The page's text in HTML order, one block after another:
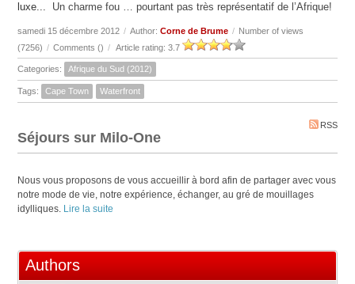
luxe... Un charme fou … pourtant pas très représentatif de l’Afrique!
samedi 15 décembre 2012 / Author:Corne de Brume / Number of views
(7256) / Comments () / Article rating: 3.7
Categories: Afrique du Sud (2012)
Tags: Cape Town Waterfront
RSS
Séjours sur Milo-One
Nous vous proposons de vous accueillir à bord afin de partager avec vous
notre mode de vie, notre expérience, échanger, au gré de mouillages
idylliques. Lire la suite
Authors